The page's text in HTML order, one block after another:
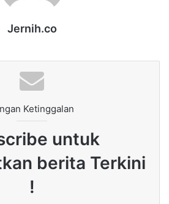
Jernih.co
Ketinggalan
untuk
berita Terkini
!